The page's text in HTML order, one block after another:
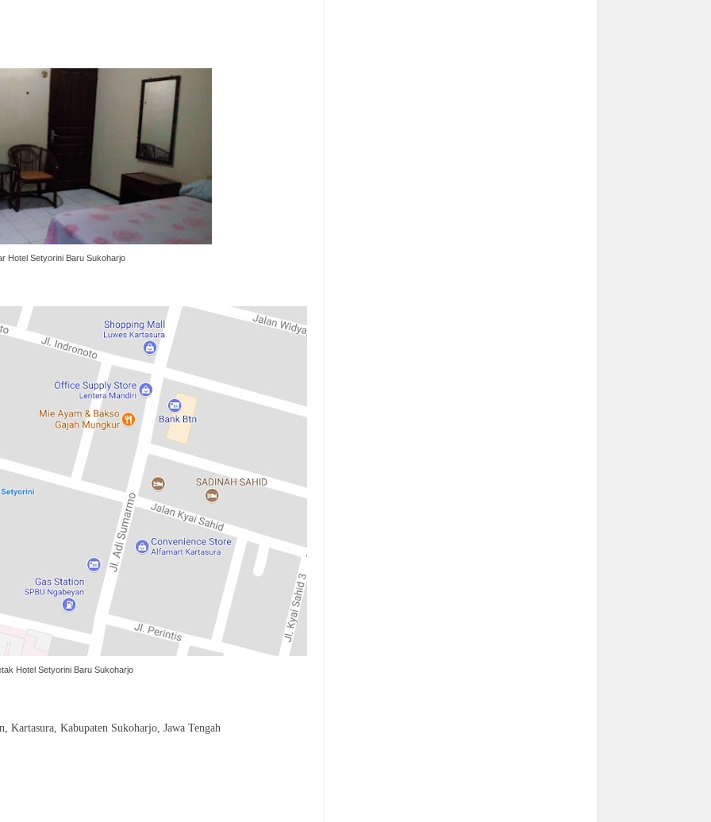
Hotel Setyorini Baru Sukoharjo
Hotel Setyorini Baru Sukoharjo
Kartasura, Kabupaten Sukoharjo, Jawa Tengah